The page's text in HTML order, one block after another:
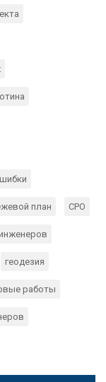
план СРО
геодезия
работы